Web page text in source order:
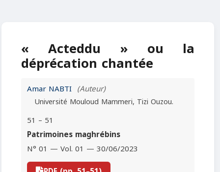
« Acteddu » ou la
déprécation chantée
Amar NABTI (Auteur)
Université Mouloud Mammeri, Tizi Ouzou.
51 – 51
Patrimoines maghrébins
N° 01 — Vol. 01 — 30/06/2023